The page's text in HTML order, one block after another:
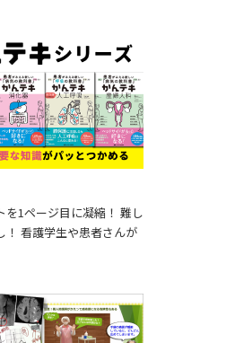
1ページ目に凝縮！ 難し
！ 看護学生や患者さんが